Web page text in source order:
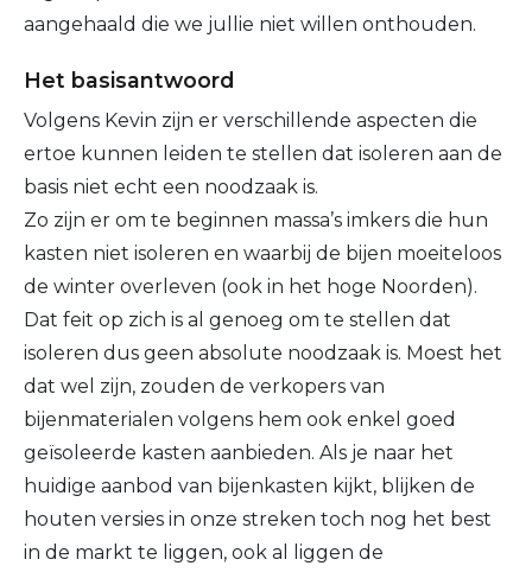
aangehaald die we jullie niet willen onthouden.
Het basisantwoord
Volgens Kevin zijn er verschillende aspecten die
ertoe kunnen leiden te stellen dat isoleren aan de
basis niet echt een noodzaak is.
Zo zijn er om te beginnen massa’s imkers die hun
kasten niet isoleren en waarbij de bijen moeiteloos
de winter overleven (ook in het hoge Noorden).
Dat feit op zich is al genoeg om te stellen dat
isoleren dus geen absolute noodzaak is. Moest het
dat wel zijn, zouden de verkopers van
bijenmaterialen volgens hem ook enkel goed
geïsoleerde kasten aanbieden. Als je naar het
huidige aanbod van bijenkasten kijkt, blijken de
houten versies in onze streken toch nog het best
in de markt te liggen, ook al liggen de